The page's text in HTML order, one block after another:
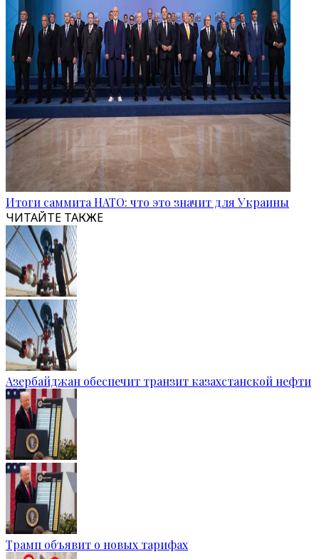
Итоги саммита НАТО: что это значит для Украины
ЧИТАЙТЕ ТАКЖЕ
Азербайджан обеспечит транзит казахстанской нефти
Трамп объявит о новых тарифах